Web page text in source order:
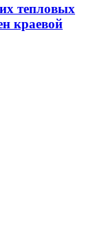
тепловых
краевой